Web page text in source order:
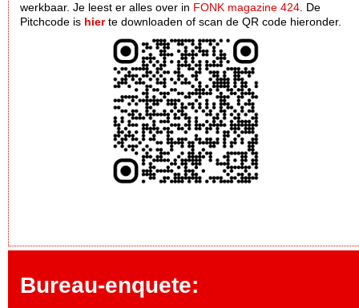
werkbaar. Je leest er alles over in FONK magazine 424 . De
Pitchcode is hierte downloaden of scan de QR code hieronder.
Bureau-enquete: